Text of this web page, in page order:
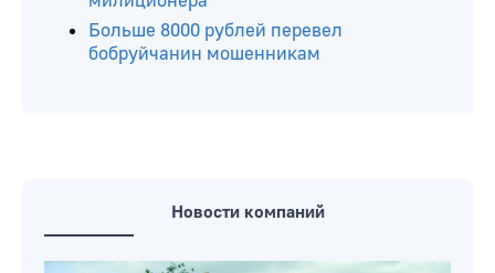
Больше 8000 рублей перевел
бобруйчанин мошенникам
Новости компаний